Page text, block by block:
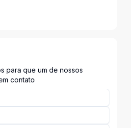
para que um de nossos
contato